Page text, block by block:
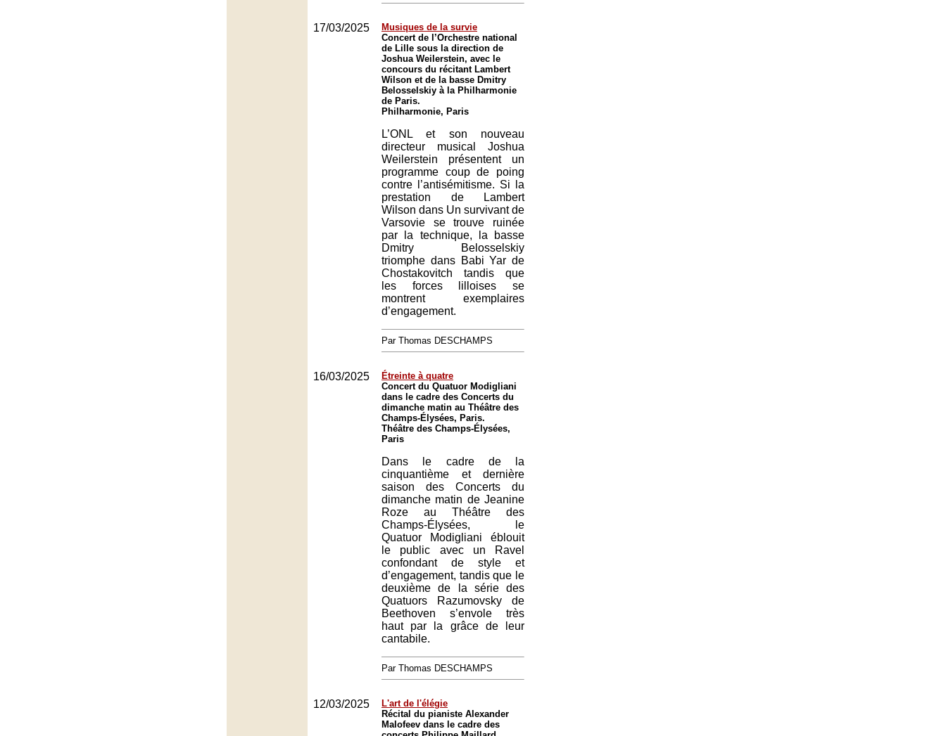
17/03/2025
Musiques de la survie
Concert de l’Orchestre national
de Lille sous la direction de
Joshua Weilerstein, avec le
concours du récitant Lambert
Wilson et de la basse Dmitry
Belosselskiy à la Philharmonie
de Paris.
Philharmonie, Paris
L’ONL et son nouveau
directeur musical Joshua
Weilerstein présentent un
programme coup de poing
contre l’antisémitisme. Si la
prestation de Lambert
Wilson dans Un survivant de
Varsovie se trouve ruinée
par la technique, la basse
Dmitry Belosselskiy
triomphe dans Babi Yar de
Chostakovitch tandis que
les forces lilloises se
montrent exemplaires
d’engagement.
Par Thomas DESCHAMPS
16/03/2025
Étreinte à quatre
Concert du Quatuor Modigliani
dans le cadre des Concerts du
dimanche matin au Théâtre des
Champs-Élysées, Paris.
Théâtre des Champs-Élysées,
Paris
Dans le cadre de la
cinquantième et dernière
saison des Concerts du
dimanche matin de Jeanine
Roze au Théâtre des
Champs-Élysées, le
Quatuor Modigliani éblouit
le public avec un Ravel
confondant de style et
d’engagement, tandis que le
deuxième de la série des
Quatuors Razumovsky de
Beethoven s’envole très
haut par la grâce de leur
cantabile.
Par Thomas DESCHAMPS
12/03/2025
L'art de l'élégie
Récital du pianiste Alexander
Malofeev dans le cadre des